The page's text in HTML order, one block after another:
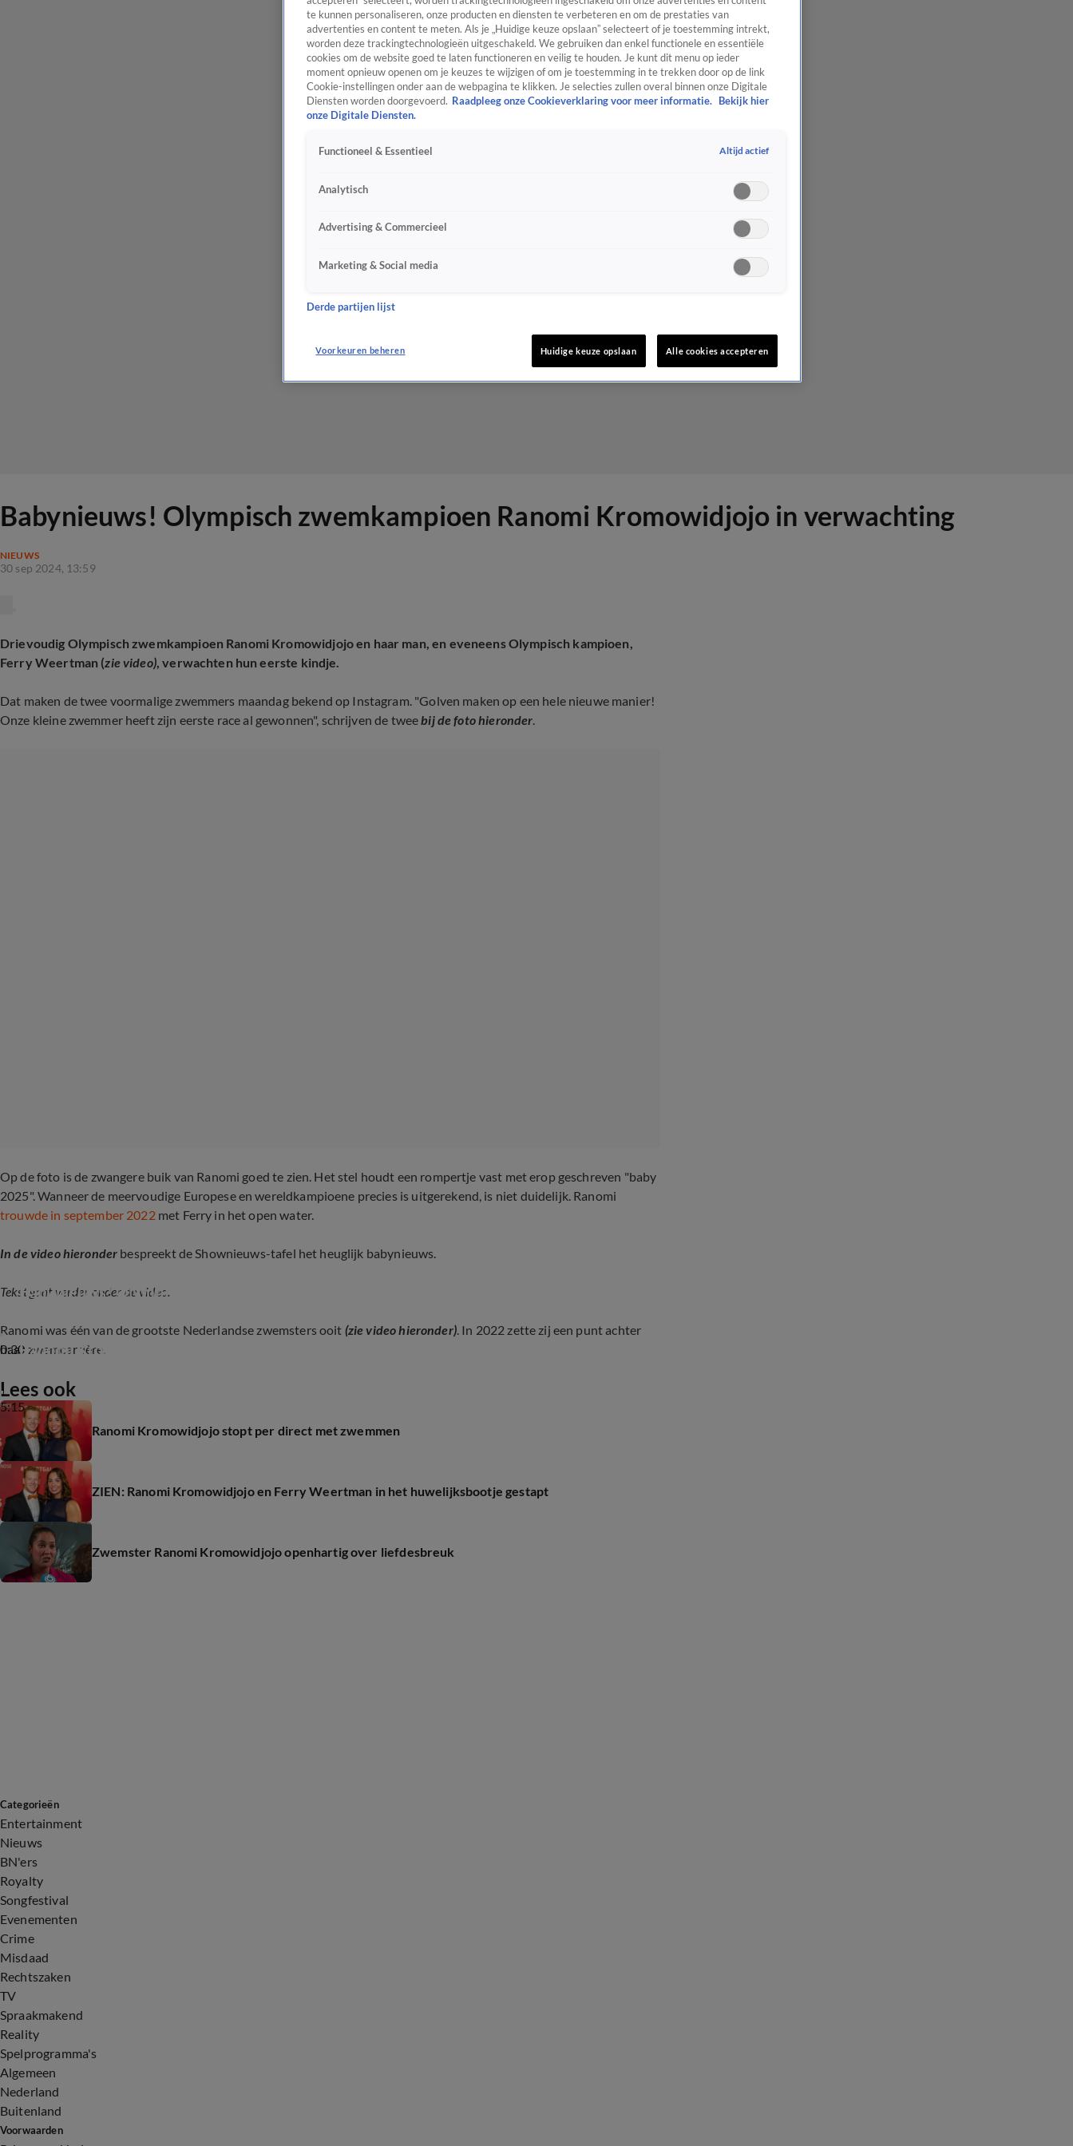
Babynieuws! Olympisch zwemkampioen Ranomi Kromowidjojo in verwachting
NIEUWS
30 sep 2024, 13:59
Drievoudig Olympisch zwemkampioen Ranomi Kromowidjojo en haar man, en eveneens Olympisch kampioen,
Ferry Weertman (zie video), verwachten hun eerste kindje.
Dat maken de twee voormalige zwemmers maandag bekend op Instagram. "Golven maken op een hele nieuwe manier!
Onze kleine zwemmer heeft zijn eerste race al gewonnen", schrijven de tweebij de foto hieronder.
Op de foto is de zwangere buik van Ranomi goed te zien. Het stel houdt een rompertje vast met erop geschreven "baby
2025". Wanneer de meervoudige Europese en wereldkampioene precies is uitgerekend, is niet duidelijk. Ranomi
trouwde in september 2022 met Ferry in het open water.
In de video hieronder bespreekt de Shownieuws-tafel het heuglijk babynieuws.
Tekst gaat verder onder de video.
0:30
Babynieuws! Olympisch zwemkampioen Ranomi Kromowidjojo in verwachting
Ranomi was één van de grootste Nederlandse zwemsters ooit (zie video hieronder). In 2022 zette zij een punt achter
haar zwemcarrière.
5:15
Ranomi Kromowidjojo pakt twee EK-titels! (KIJK Radio 538)
Lees ook
Ranomi Kromowidjojo stopt per direct met zwemmen
ZIEN: Ranomi Kromowidjojo en Ferry Weertman in het huwelijksbootje gestapt
Zwemster Ranomi Kromowidjojo openhartig over liefdesbreuk
Categorieën
Entertainment
Nieuws
BN'ers
Royalty
Songfestival
Evenementen
Crime
Misdaad
Rechtszaken
TV
Spraakmakend
Reality
Spelprogramma's
Algemeen
Nederland
Buitenland
Voorwaarden
te kunnen personaliseren, onze producten en diensten te verbeteren en om de prestaties van
advertenties en content te meten. Als je „Huidige keuze opslaan” selecteert of je toestemming intrekt,
worden deze trackingtechnologieën uitgeschakeld. We gebruiken dan enkel functionele en essentiële
cookies om de website goed te laten functioneren en veilig te houden. Je kunt dit menu op ieder
moment opnieuw openen om je keuzes te wijzigen of om je toestemming in te trekken door op de link
Cookie-instellingen onder aan de webpagina te klikken. Je selecties zullen overal binnen onze Digitale
Diensten worden doorgevoerd. Raadpleeg onze Cookieverklaring voor meer informatie.
Bekijk hier
onze Digitale Diensten.
Functioneel & Essentieel Altijd actief
Analytisch
Advertising & Commercieel
Marketing & Social media
Derde partijen lijst
Voorkeuren beheren Huidige keuze opslaan Alle cookies accepteren